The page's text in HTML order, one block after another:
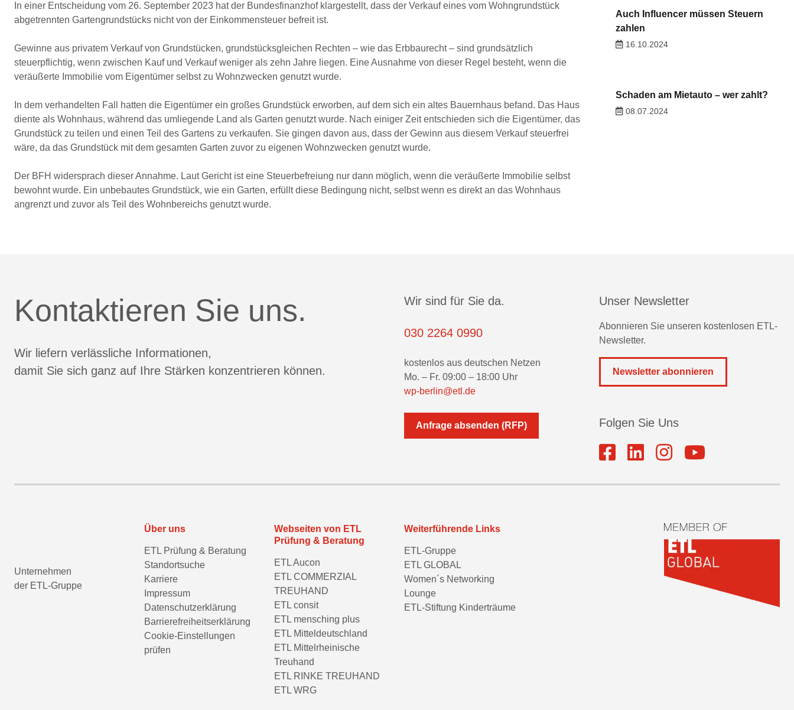
In einer Entscheidung vom 26. September 2023 hat der Bundesfinanzhof klargestellt, dass der Verkauf eines vom Wohngrundstück
abgetrennten Gartengrundstücks nicht von der Einkommensteuer befreit ist.
Gewinne aus privatem Verkauf von Grundstücken, grundstücksgleichen Rechten – wie das Erbbaurecht – sind grundsätzlich
steuerpflichtig, wenn zwischen Kauf und Verkauf weniger als zehn Jahre liegen. Eine Ausnahme von dieser Regel besteht, wenn die
veräußerte Immobilie vom Eigentümer selbst zu Wohnzwecken genutzt wurde.
In dem verhandelten Fall hatten die Eigentümer ein großes Grundstück erworben, auf dem sich ein altes Bauernhaus befand. Das Haus
diente als Wohnhaus, während das umliegende Land als Garten genutzt wurde. Nach einiger Zeit entschieden sich die Eigentümer, das
Grundstück zu teilen und einen Teil des Gartens zu verkaufen. Sie gingen davon aus, dass der Gewinn aus diesem Verkauf steuerfrei
wäre, da das Grundstück mit dem gesamten Garten zuvor zu eigenen Wohnzwecken genutzt wurde.
Der BFH widersprach dieser Annahme. Laut Gericht ist eine Steuerbefreiung nur dann möglich, wenn die veräußerte Immobilie selbst
bewohnt wurde. Ein unbebautes Grundstück, wie ein Garten, erfüllt diese Bedingung nicht, selbst wenn es direkt an das Wohnhaus
angrenzt und zuvor als Teil des Wohnbereichs genutzt wurde.
Auch Influencer müssen Steuern
zahlen
16.10.2024
Schaden am Mietauto – wer zahlt?
08.07.2024
Kontaktieren Sie uns.
Wir liefern verlässliche Informationen,
damit Sie sich ganz auf Ihre Stärken konzentrieren können.
Wir sind für Sie da.
030 2264 0990
kostenlos aus deutschen Netzen
Mo. – Fr. 09:00 – 18:00 Uhr
wp-berlin@etl.de
Anfrage absenden (RFP)
Unser Newsletter
Abonnieren Sie unseren kostenlosen ETL-
Newsletter.
Newsletter abonnieren
Folgen Sie Uns
Unternehmen
der ETL-Gruppe
Über uns
ETL Prüfung & Beratung
Standortsuche
Karriere
Impressum
Datenschutzerklärung
Barrierefreiheitserklärung
Cookie-Einstellungen
prüfen
Webseiten von ETL
Prüfung & Beratung
ETL Aucon
ETL COMMERZIAL
TREUHAND
ETL consit
ETL mensching plus
ETL Mitteldeutschland
ETL Mittelrheinische
Treuhand
ETL RINKE TREUHAND
ETL WRG
Weiterführende Links
ETL-Gruppe
ETL GLOBAL
Women´s Networking
Lounge
ETL-Stiftung Kinderträume